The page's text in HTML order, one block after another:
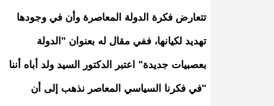
تتعارض فكرة الدولة المعاصرة وأن في وجودها
تهديد لكيانها، ففي مقال له بعنوان "الدولة
بعصبيات جديدة" اعتبر الدكتور السيد ولد أباه أننا
"في فكرنا السياسي المعاصر نذهب إلى أن